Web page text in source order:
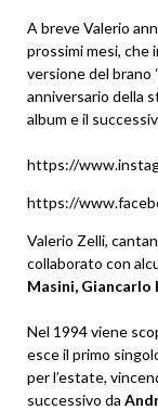
A breve Valerio
prossimi mesi, che
versione del brano
anniversario della
album e il
https://
https://
Valerio Zelli,
collaborato con
Masini, Giancarlo
Nel 1994 viene
esce il primo
per l’estate,
successivo da